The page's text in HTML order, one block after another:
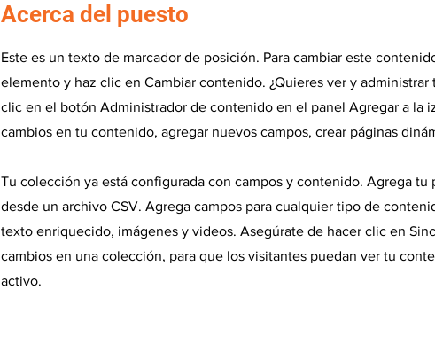
Acerca del puesto
Este es un texto de marcador de posición. Para cambiar este
elemento y haz clic en Cambiar contenido. ¿Quieres ver y administrar
clic en el botón Administrador de contenido en el panel Agregar a la
cambios en tu contenido, agregar nuevos campos, crear páginas
Tu colección ya está configurada con campos y contenido. Agrega
desde un archivo CSV. Agrega campos para cualquier tipo de
texto enriquecido, imágenes y videos. Asegúrate de hacer clic en
cambios en una colección, para que los visitantes puedan ver tu
activo.